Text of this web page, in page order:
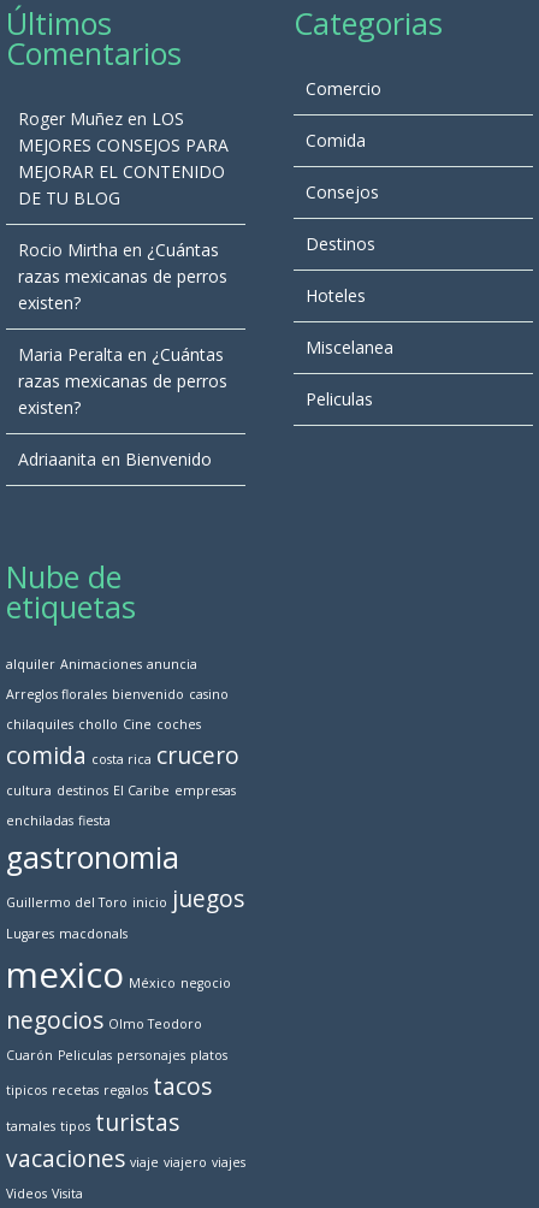
Últimos
Comentarios
Roger Muñez en LOS
MEJORES CONSEJOS PARA
MEJORAR EL CONTENIDO
DE TU BLOG
Rocio Mirtha en ¿Cuántas
razas mexicanas de perros
existen?
Maria Peralta en ¿Cuántas
razas mexicanas de perros
existen?
Adriaanita en Bienvenido
Categorias
Comercio
Comida
Consejos
Destinos
Hoteles
Miscelanea
Peliculas
Nube de
etiquetas
alquiler Animaciones anuncia
Arreglos florales bienvenido casino
chilaquiles chollo Cine coches
comida costa rica crucero
cultura destinos El Caribe empresas
enchiladas fiesta
gastronomia
Guillermo del Toro inicio juegos
Lugares macdonals
mexico México negocio
negocios Olmo Teodoro
Cuarón Peliculas personajes platos
tipicos recetas regalos tacos
tamales tipos turistas
vacaciones viaje viajero viajes
Videos Visita